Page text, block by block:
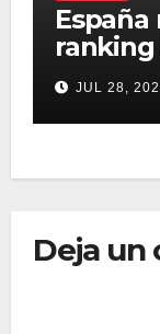
España
ranking
alcanza
JUL 28,
Deja un